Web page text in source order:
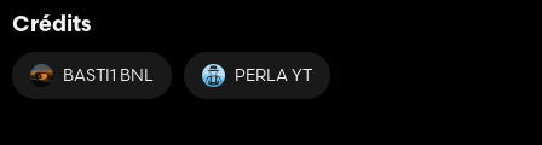
Crédits
BASTI1 BNL PERLA YT